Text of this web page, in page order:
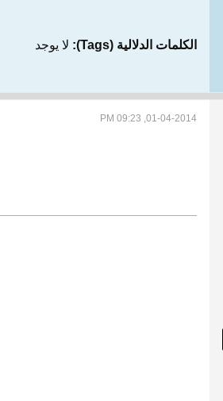
الكلمات الدلالية (Tags): لا يوجد
01-04-2014, 09:23 PM